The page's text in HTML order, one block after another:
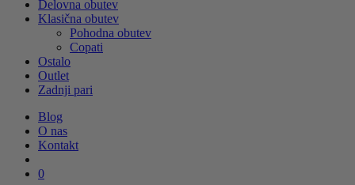
Delovna obutev
Klasična obutev
Pohodna obutev
Copati
Ostalo
Outlet
Zadnji pari
Blog
O nas
Kontakt
0